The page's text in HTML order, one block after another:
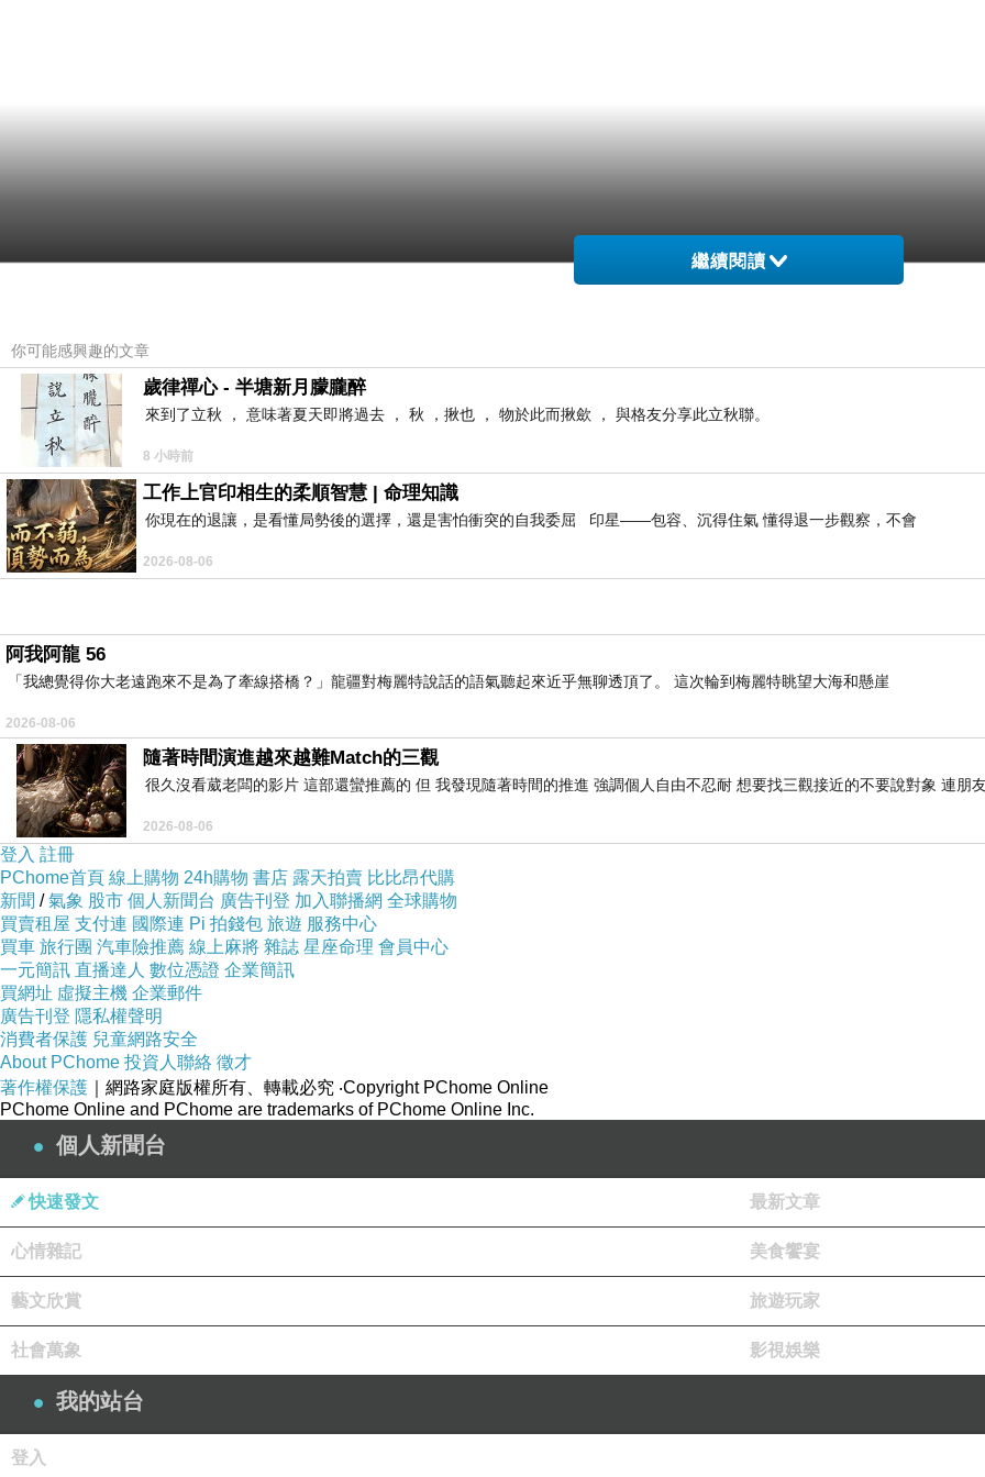
繼續閱讀
你可能感興趣的文章
歲律禪心 - 半塘新月朦朧醉
來到了立秋 ， 意味著夏天即將過去 ， 秋 ，揪也 ， 物於此而揪歛 ， 與格友分享此立秋聯。
8 小時前
工作上官印相生的柔順智慧 | 命理知識
你現在的退讓，是看懂局勢後的選擇，還是害怕衝突的自我委屈 印星——包容、沉得住氣 懂得退一步觀察，不會
2026-08-06
阿我阿龍 56
「我總覺得你大老遠跑來不是為了牽線搭橋？」龍疆對梅麗特說話的語氣聽起來近乎無聊透頂了。 這次輪到梅麗特眺望大海和懸崖
2026-08-06
隨著時間演進越來越難Match的三觀
很久沒看葳老闆的影片 這部還蠻推薦的 但 我發現隨著時間的推進 強調個人自由不忍耐 想要找三觀接近的不要說對象 連朋
2026-08-06
登入 註冊
PChome首頁 線上購物 24h購物 書店 露天拍賣 比比昂代購
新聞 /氣象 股市 個人新聞台 廣告刊登 加入聯播網 全球購物
買賣租屋 支付連 國際連 Pi 拍錢包 旅遊 服務中心
買車 旅行團 汽車險推薦 線上麻將 雜誌 星座命理 會員中心
一元簡訊 直播達人 數位憑證 企業簡訊
買網址 虛擬主機 企業郵件
廣告刊登 隱私權聲明
消費者保護 兒童網路安全
About PChome 投資人聯絡 徵才
著作權保護 ｜網路家庭版權所有、轉載必究 ‧Copyright PChome Online
PChome Online and PChome are trademarks of PChome Online Inc.
個人新聞台
快速發文 最新文章
心情雜記 美食饗宴
藝文欣賞 旅遊玩家
社會萬象 影視娛樂
我的站台
登入